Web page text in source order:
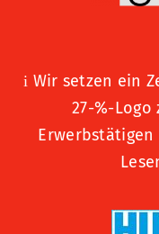
i Wir setzen ein
27-%-